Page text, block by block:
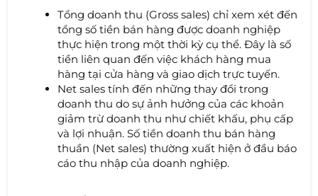
Tổng doanh thu (Gross sales) chỉ xem xét đến
tổng số tiền bán hàng được doanh nghiệp
thực hiện trong một thời kỳ cụ thể. Đây là số
tiền liên quan đến việc khách hàng mua
hàng tại cửa hàng và giao dịch trực tuyến.
Net sales tính đến những thay đổi trong
doanh thu do sự ảnh hưởng của các khoản
giảm trừ doanh thu như chiết khấu, phụ cấp
và lợi nhuận. Số tiền doanh thu bán hàng
thuần (Net sales) thường xuất hiện ở đầu báo
cáo thu nhập của doanh nghiệp.